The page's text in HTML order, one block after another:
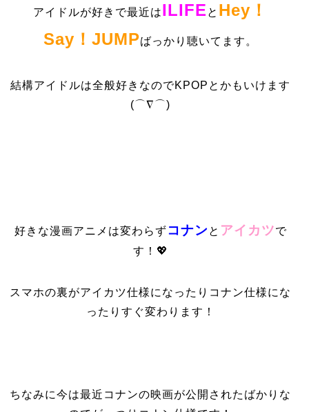
アイドルが好きで最近はILIFE と Hey！
Say！JUMPばっかり聴いてます。
結構アイドルは全般好きなのでKPOPとかもいけます
(⌒∇⌒)
好きな漫画アニメは変わらずコナン と アイカツで
す！💖
スマホの裏がアイカツ仕様になったりコナン仕様にな
ったりすぐ変わります！
ちなみに今は最近コナンの映画が公開されたばかりな